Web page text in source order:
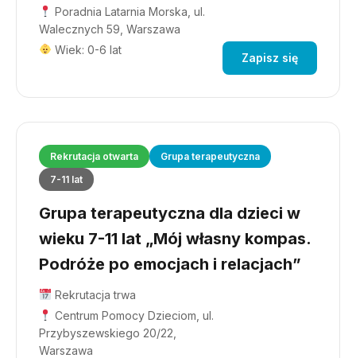
Poradnia Latarnia Morska, ul.
Walecznych 59, Warszawa
Wiek: 0-6 lat
Zapisz się
Rekrutacja otwarta
Grupa terapeutyczna
7-11 lat
Grupa terapeutyczna dla dzieci w
wieku 7-11 lat „Mój własny kompas.
Podróże po emocjach i relacjach”
Rekrutacja trwa
Centrum Pomocy Dzieciom, ul.
Przybyszewskiego 20/22,
Warszawa